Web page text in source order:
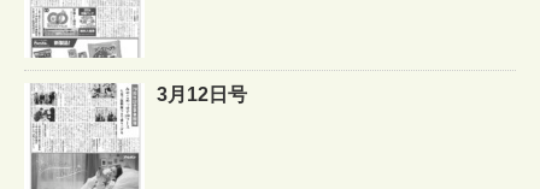
3月12日号